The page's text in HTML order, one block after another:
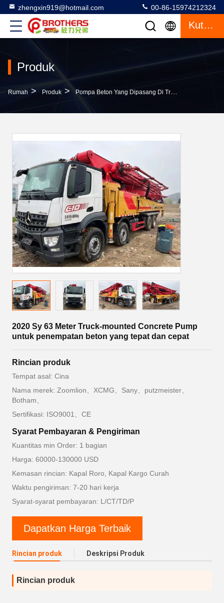
zhengxin919@hotmail.com 00-86-15974212324
Kutipan
Produk
Rumah > Produk > Pompa Beton Yang Dipasang Di Truk
2020 Sy 63 Meter Truck-mounted Concrete Pump
untuk penempatan beton yang tepat dan cepat
Rincian produk
Tempat asal: Cina
Nama merek: Zoomlion、XCMG、Sany、putzmeister、
Botham、
Sertifikasi: ISO9001、CE
Syarat Pembayaran & Pengiriman
Kuantitas min Order: 1 bagian
Harga: 60000-130000 USD
Kemasan rincian: Kapal Roro, Kapal Kargo Curah
Waktu pengiriman: 7-20 hari kerja
Syarat-syarat pembayaran: L/CT/TD/P
Dapatkan Harga Terbaik
Rincian produk Deskripsi Produk
Rincian produk